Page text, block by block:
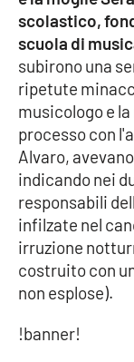
Politica
Sanità
Società
Sport
RUBRICHE
Good Morning
Parchi Marini
scolastico,
scuola di
subirono una
ripetute
musicologo e
processo con
Alvaro,
indicando nei
responsabili
infilzate nel
irruzione
costruito con
non esplose).
!banner!